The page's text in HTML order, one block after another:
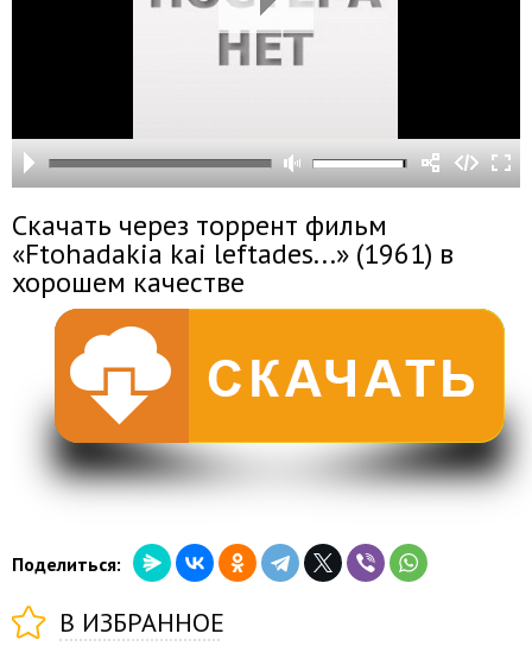
Скачать через торрент фильм
«Ftohadakia kai leftades...» (1961) в
хорошем качестве
Поделиться:
В ИЗБРАННОЕ